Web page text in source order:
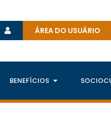
ÁREA DO USUÁRIO
BENEFÍCIOS